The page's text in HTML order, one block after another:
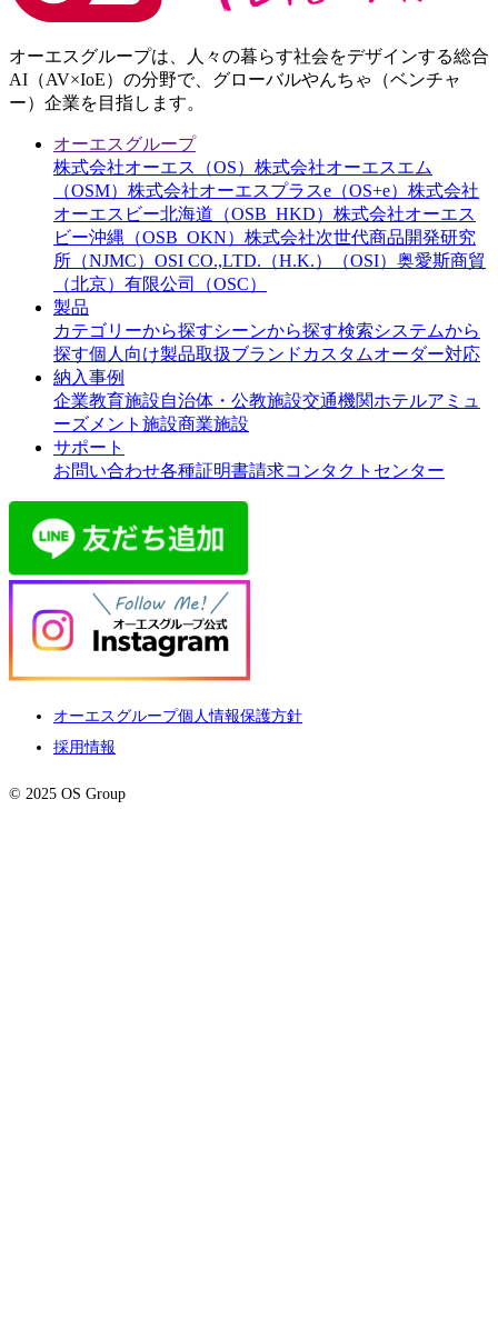
オーエスグループは、人々の暮らす社会をデザインする総合
AI（AV×IoE）の分野で、グローバルやんちゃ（ベンチャ
ー）企業を目指します。
オーエスグループ
株式会社オーエス（OS） 株式会社オーエスエム
（OSM） 株式会社オーエスプラスe（OS+e） 株式会社
オーエスビー北海道（OSB_HKD） 株式会社オーエス
ビー沖縄（OSB_OKN） 株式会社次世代商品開発研究
所（NJMC） OSI CO.,LTD.（H.K.）（OSI） 奥愛斯商貿
（北京）有限公司（OSC）
製品
カテゴリーから探すシーンから探す検索システムから
探す個人向け製品取扱ブランド カスタムオーダー対応
納入事例
企業教育施設自治体・公教施設交通機関ホテルアミュ
ーズメント施設商業施設
サポート
お問い合わせ各種証明書請求コンタクトセンター
オーエスグループ個人情報保護方針
採用情報
© 2025 OS Group